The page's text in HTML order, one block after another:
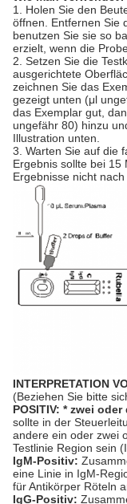
1. Holen Sie den
öffnen. Entfernen Sie
benutzen Sie sie so
erzielt, wenn die
2. Setzen Sie die
ausgerichtete
zeichnen Sie das
gezeigt unten (μl
das Exemplar gut,
ungefähr 80) hinzu
Illustration unten.
3. Warten Sie auf die
Ergebnis sollte bei 15
Ergebnisse nicht nach
INTERPRETATION
(Beziehen Sie bitte
POSITIV: * zwei
sollte in der
andere ein oder zwei
Testlinie Region sein
IgM-Positiv:
eine Linie in IgM-
für Antikörper Röteln
IgG-Positiv: